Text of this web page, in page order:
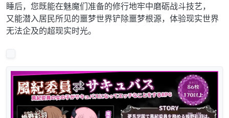
睡后，您既能在魅魔们准备的修行地牢中磨砺战斗技艺，
又能潜入居民所见的噩梦世界铲除噩梦根源，体验现实世界
无法企及的超现实时光。